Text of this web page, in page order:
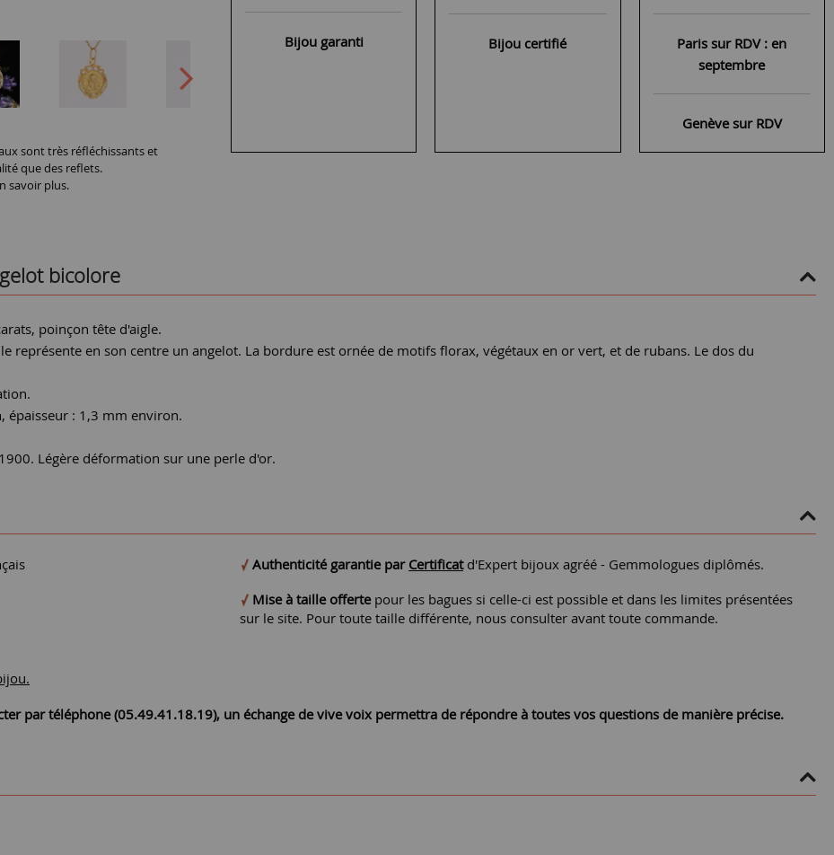
sont très réfléchissants et
que des reflets.
savoir plus.
Bijou garanti Bijou certifié
Paris sur RDV : en
septembre
Genève sur RDV
bicolore
poinçon tête d'aigle.
représente en son centre un angelot. La bordure est ornée de motifs florax, végétaux en or vert, et de rubans. Le dos du
épaisseur : 1,3 mm environ.
Légère déformation sur une perle d'or.
Authenticité garantie par Certificatd'Expert bijoux agréé - Gemmologues diplômés.
Mise à taille offertepour les bagues si celle-ci est possible et dans les limites présentées
sur le site. Pour toute taille différente, nous consulter avant toute commande.
par téléphone (05.49.41.18.19), un échange de vive voix permettra de répondre à toutes vos questions de manière précise.